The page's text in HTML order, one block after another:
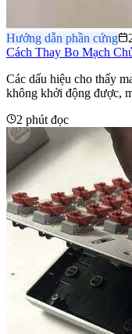
Hướng dẫn phần cứng
Cách Thay Bo Mạch
Các dấu hiệu cho thấy
không khởi động được,
2 phút đọc